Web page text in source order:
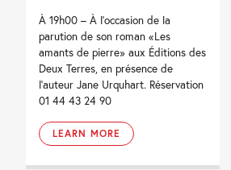
À 19h00 – À l’occasion de la
parution de son roman «Les
amants de pierre» aux Éditions des
Deux Terres, en présence de
l’auteur Jane Urquhart. Réservation
01 44 43 24 90
LEARN MORE